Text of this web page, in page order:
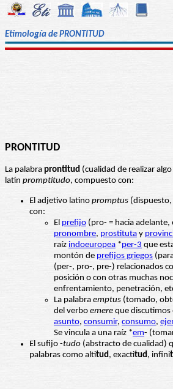
Etimología de PRONTITUD
PRONTITUD
La palabra prontitud (cualidad de realizar
latín promptitudo, compuesto con:
El adjetivo latino promptus
con:
El prefijo (pro- = hacia adelante,
pronombre, prostituta y
raíz indoeuropea *per-3 que
montón de prefijos griegos
(per-, pro-, pre-) relacionados
posición o con otras muchas
enfrentamiento, penetración,
La palabra emptus (tomado,
del verbo emere que discutimos
asunto, consumir, consumo,
Se vincula a una raíz *em-
El sufijo -tudo (abstracto de cualidad)
palabras como altitud, exactitud, infini